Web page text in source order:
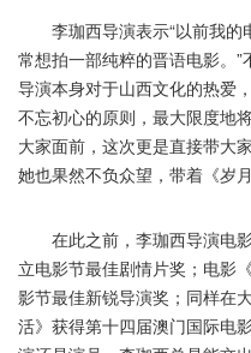
李珈西导演表示“以前我的
常想拍一部纯粹的晋语电影。
导演本身对于山西文化的热爱
不忘初心的原则，最大限度地
大家面前，这次更是直接带大
她也果然不负众望，带着《岁
在此之前，李珈西导演电影
立电影节最佳剧情片奖；电影
影节最佳新锐导演奖；同样在
活》获得第十四届澳门国际电